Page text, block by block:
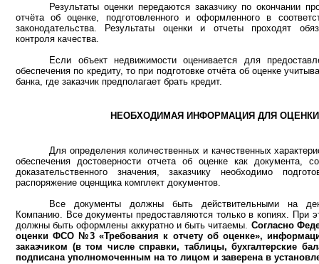
Результаты оценки передаются заказчику по окончании
отчёта об оценке, подготовленного и оформленного в
законодательства. Результаты оценки и отчеты проходят
контроля качества.
Если объект недвижимости оценивается для
обеспечения по кредиту, то при подготовке отчёта об оценке
банка, где заказчик предполагает брать кредит.
НЕОБХОДИМАЯ ИНФОРМАЦИЯ ДЛЯ ОЦЕНКИ
Для определения количественных и качественных
обеспечения достоверности отчета об оценке как документа,
доказательственного значения, заказчику необходимо
распоряжение оценщика комплект документов.
Все документы должны быть действительными на
Компанию. Все документы предоставляются только в копиях. При
должны быть оформлены аккуратно и быть читаемы. Согласно
оценки ФСО №3 «Требования к отчету об оценке»,
заказчиком (в том числе справки, таблицы, бухгалтерские
подписана уполномоченным на то лицом и заверена в